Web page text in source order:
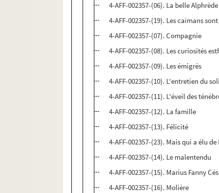
4-AFF-002357-(06). La belle Alphrède
4-AFF-002357-(19). Les caïmans
4-AFF-002357-(07). Compagnie
4-AFF-002357-(08). Les curiosités
4-AFF-002357-(09). Les émigrés
4-AFF-002357-(10). L'entretien du
4-AFF-002357-(11). L'éveil des
4-AFF-002357-(12). La famille
4-AFF-002357-(13). Félicité
4-AFF-002357-(23). Mais qui a élu
4-AFF-002357-(14). Le malentendu
4-AFF-002357-(15). Marius Fanny
4-AFF-002357-(16). Molière